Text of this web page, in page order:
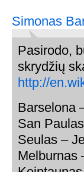
Simonas
Pasirodo,
skrydžių
http://
Barselona
San
Seulas –
Melburnas